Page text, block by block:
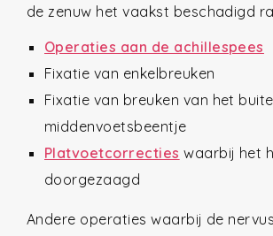
de zenuw het vaakst beschadigd
Operaties aan de achillespees
Fixatie van enkelbreuken
Fixatie van breuken van het
middenvoetsbeentje
Platvoetcorrecties waarbij het
doorgezaagd
Andere operaties waarbij de